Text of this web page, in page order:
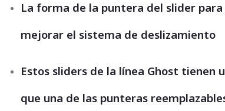
La forma de la puntera del slider
mejorar el sistema de deslizamiento
Estos sliders de la línea Ghost
que una de las punteras